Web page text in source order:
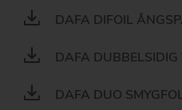
DAFA DIFOIL
DAFA DUBBELSIDIG
DAFA DUO